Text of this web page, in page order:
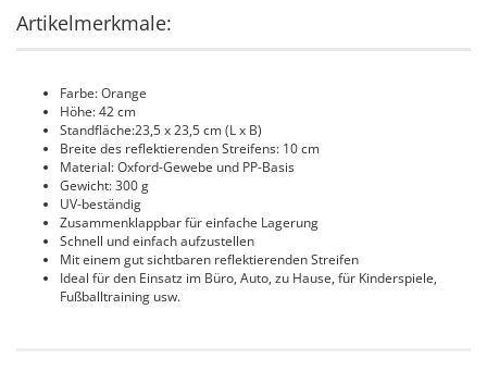
Artikelmerkmale:
Farbe: Orange
Höhe: 42 cm
Standfläche:23,5 x 23,5 cm (L x B)
Breite des reflektierenden Streifens: 10 cm
Material: Oxford-Gewebe und PP-Basis
Gewicht: 300 g
UV-beständig
Zusammenklappbar für einfache Lagerung
Schnell und einfach aufzustellen
Mit einem gut sichtbaren reflektierenden Streifen
Ideal für den Einsatz im Büro, Auto, zu Hause, für Kinderspiele,
Fußballtraining usw.